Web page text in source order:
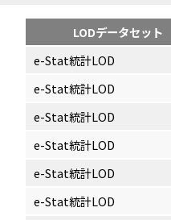
LODデータセット
e-Stat統計LOD
e-Stat統計LOD
e-Stat統計LOD
e-Stat統計LOD
e-Stat統計LOD
e-Stat統計LOD